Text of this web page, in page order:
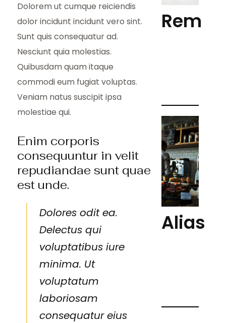
Dolorem ut cumque reiciendis
dolor incidunt incidunt vero sint.
Sunt quis consequatur ad.
Nesciunt quia molestias.
Quibusdam quam itaque
commodi eum fugiat voluptas.
Veniam natus suscipit ipsa
molestiae qui.
Enim corporis
consequuntur in velit
repudiandae sunt quae
est unde.
Dolores odit ea.
Delectus qui
voluptatibus iure
minima. Ut
voluptatum
laboriosam
consequatur eius
Rem
Alias